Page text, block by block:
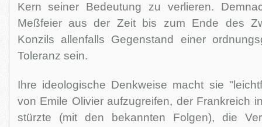
Kern seiner Bedeutung zu verlieren.
Meßfeier aus der Zeit bis zum Ende des
Konzils allenfalls Gegenstand einer
Toleranz sein.
Ihre ideologische Denkweise macht sie
von Emile Olivier aufzugreifen, der Frankreich
stürzte (mit den bekannten Folgen), die